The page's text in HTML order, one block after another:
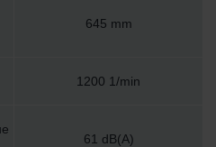
Privacy Policy645 mm
1200 1/min
61 dB(A)